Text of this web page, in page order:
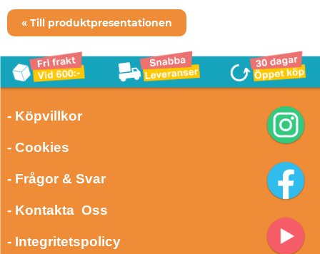
« Till produktpresentationen
- Köpvillkor
- Cookies
- Frågor & Svar
- Kontakta Oss
- Integritetspolicy